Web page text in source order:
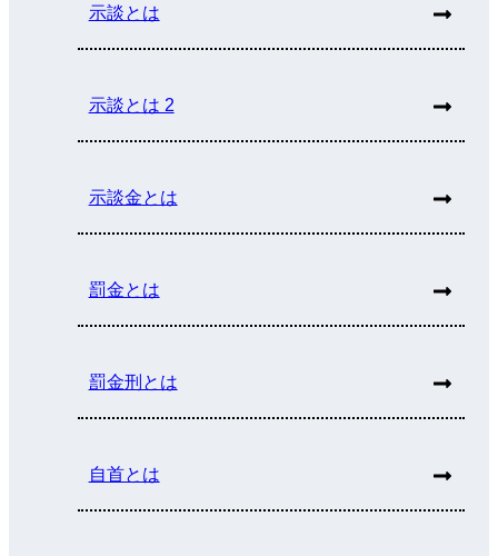
示談とは
示談とは 2
示談金とは
罰金とは
罰金刑とは
自首とは